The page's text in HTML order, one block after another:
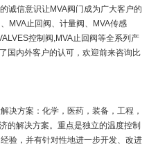
诚信意识让MVA阀门成为广大客户的
MVA止回阀、计量阀、MVA传感
控制阀,MVA止回阀等全系列产
国内外客户的认可，欢迎前来咨询比
决方案：化学，医药，装备，工程，
的解决方案。重点是独立的温度控制
验，并有针对性地进一步开发、改进